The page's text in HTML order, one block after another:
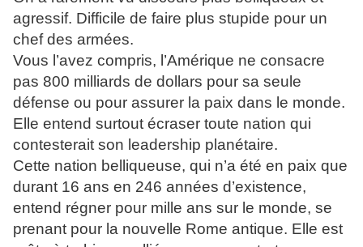
agressif. Difficile de faire plus stupide pour un
chef des armées.
Vous l’avez compris, l’Amérique ne consacre
pas 800 milliards de dollars pour sa seule
défense ou pour assurer la paix dans le monde.
Elle entend surtout écraser toute nation qui
contesterait son leadership planétaire.
Cette nation belliqueuse, qui n’a été en paix que
durant 16 ans en 246 années d’existence,
entend régner pour mille ans sur le monde, se
prenant pour la nouvelle Rome antique. Elle est